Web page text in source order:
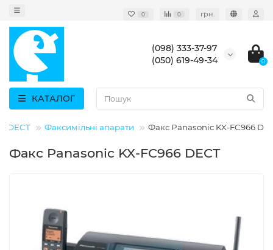
0 0 грн.
(098) 333-37-97
(050) 619-49-34
0
КАТАЛОГ
DECT Факсимільні апарати Факс Panasonic KX-FC966
Факс Panasonic KX-FC966 DECT